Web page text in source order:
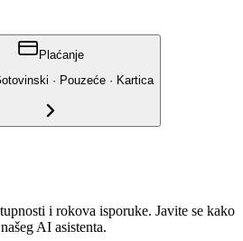
Plaćanje
· Pouzeće · Kartica
i rokova isporuke. Javite se kako
AI asistenta.